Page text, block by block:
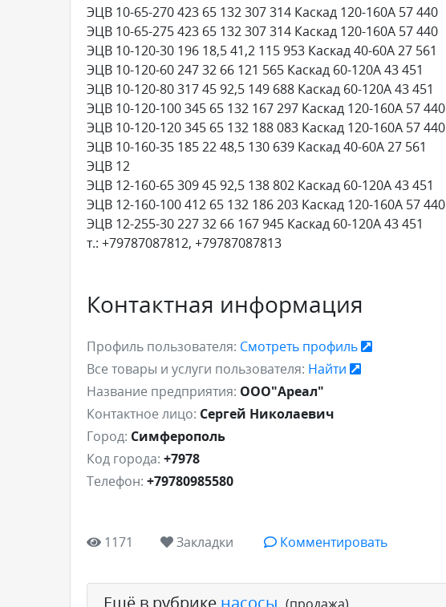
ЭЦВ 10-65-270 423 65 132 307 314 Каскад 120-160А 57 440
ЭЦВ 10-65-275 423 65 132 307 314 Каскад 120-160А 57 440
ЭЦВ 10-120-30 196 18,5 41,2 115 953 Каскад 40-60А 27 561
ЭЦВ 10-120-60 247 32 66 121 565 Каскад 60-120А 43 451
ЭЦВ 10-120-80 317 45 92,5 149 688 Каскад 60-120А 43 451
ЭЦВ 10-120-100 345 65 132 167 297 Каскад 120-160А 57 440
ЭЦВ 10-120-120 345 65 132 188 083 Каскад 120-160А 57 440
ЭЦВ 10-160-35 185 22 48,5 130 639 Каскад 40-60А 27 561
ЭЦВ 12
ЭЦВ 12-160-65 309 45 92,5 138 802 Каскад 60-120А 43 451
ЭЦВ 12-160-100 412 65 132 186 203 Каскад 120-160А 57 440
ЭЦВ 12-255-30 227 32 66 167 945 Каскад 60-120А 43 451
т.: +79787087812, +79787087813
Контактная информация
Профиль пользователя: Смотреть профиль
Все товары и услуги пользователя: Найти
Название предприятия: ООО"Ареал"
Контактное лицо: Сергей Николаевич
Город: Симферополь
Код города: +7978
Телефон: +79780985580
1171 Закладки Комментировать
Ещё в рубрике насосы